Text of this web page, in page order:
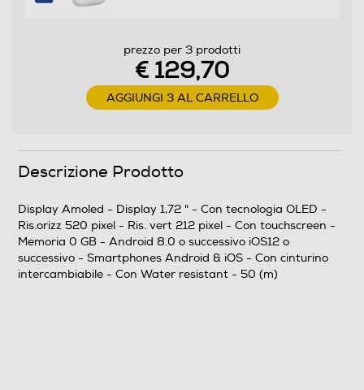
Altoparlante
prezzo per 3 prodotti
€ 129,70
AGGIUNGI 3 AL CARRELLO
Descrizione Prodotto
Display Amoled - Display 1,72 " - Con tecnologia OLED -
Ris.orizz 520 pixel - Ris. vert 212 pixel - Con touchscreen -
Memoria 0 GB - Android 8.0 o successivo iOS12 o
successivo - Smartphones Android & iOS - Con cinturino
intercambiabile - Con Water resistant - 50 (m)